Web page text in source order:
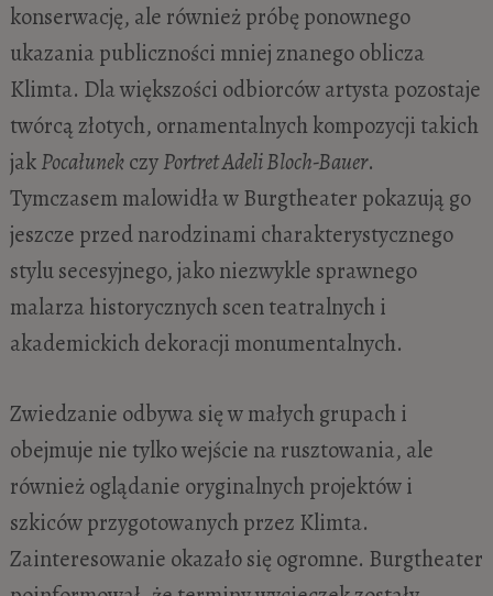
konserwację, ale również próbę ponownego
ukazania publiczności mniej znanego oblicza
Klimta. Dla większości odbiorców artysta pozostaje
twórcą złotych, ornamentalnych kompozycji takich
jakPocałunekczyPortret Adeli Bloch-Bauer.
Tymczasem malowidła w Burgtheater pokazują go
jeszcze przed narodzinami charakterystycznego
stylu secesyjnego, jako niezwykle sprawnego
malarza historycznych scen teatralnych i
akademickich dekoracji monumentalnych.
Zwiedzanie odbywa się w małych grupach i
obejmuje nie tylko wejście na rusztowania, ale
również oglądanie oryginalnych projektów i
szkiców przygotowanych przez Klimta.
Zainteresowanie okazało się ogromne. Burgtheater